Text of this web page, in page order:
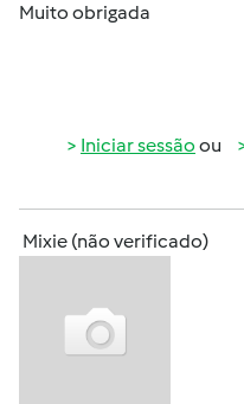
Muito obrigada
Iniciar sessão ou
Mixie (não verificado)